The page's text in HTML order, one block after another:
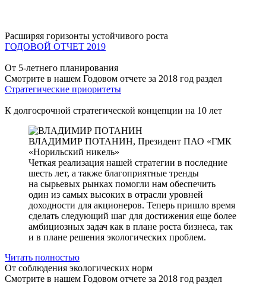
Расширяя горизонты устойчивого роста
ГОДОВОЙ ОТЧЕТ 2019
От 5-летнего планирования
Смотрите в нашем Годовом отчете за 2018 год раздел
Стратегические приоритеты
К долгосрочной стратегической концепции на 10 лет
ВЛАДИМИР ПОТАНИН, Президент ПАО «ГМК
«Норильский никель»
Четкая реализация нашей стратегии в последние
шесть лет, а также благоприятные тренды
на сырьевых рынках помогли нам обеспечить
один из самых высоких в отрасли уровней
доходности для акционеров. Теперь пришло время
сделать следующий шаг для достижения еще более
амбициозных задач как в плане роста бизнеса, так
и в плане решения экологических проблем.
Читать полностью
От соблюдения экологических норм
Смотрите в нашем Годовом отчете за 2018 год раздел